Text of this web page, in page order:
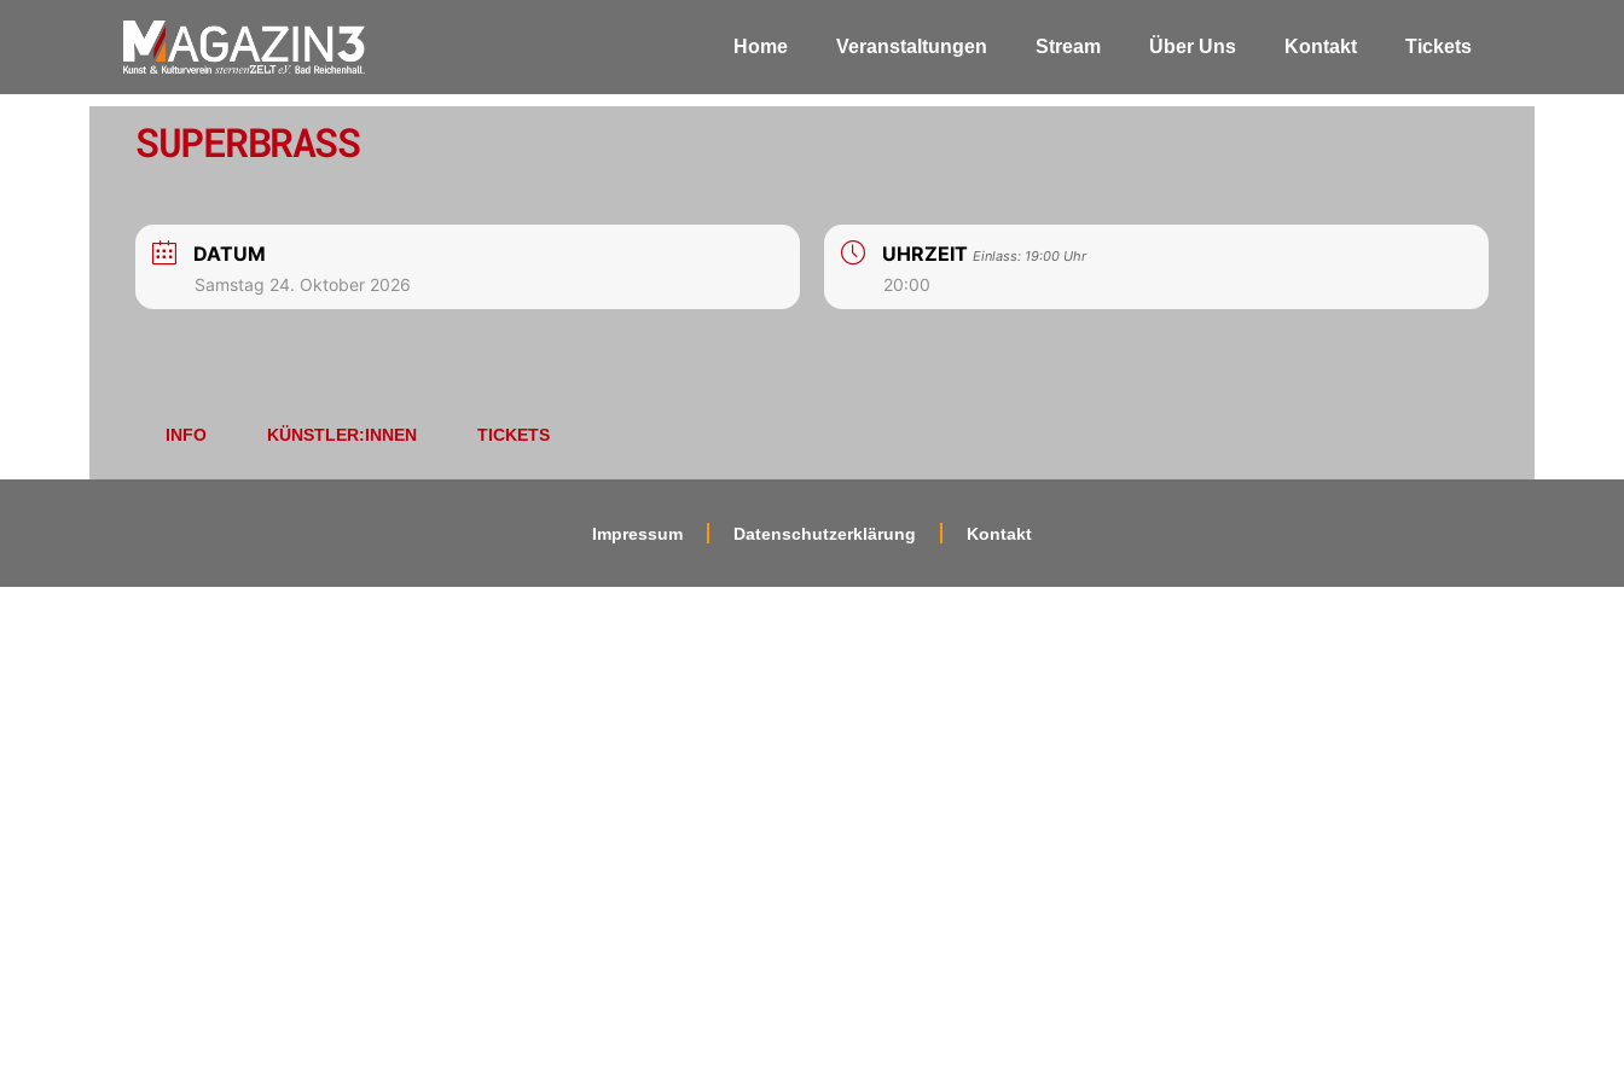
Home Veranstaltungen Stream Über Uns Kontakt Tickets
SUPERBRASS
DATUM
Samstag 24. Oktober 2026
UHRZEIT Einlass: 19:00 Uhr
20:00
INFO KÜNSTLER:INNEN TICKETS
Impressum Datenschutzerklärung Kontakt